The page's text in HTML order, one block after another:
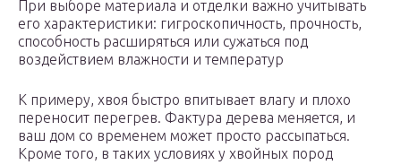
При выборе материала и отделки важно учитывать
его характеристики: гигроскопичность, прочность,
способность расширяться или сужаться под
воздействием влажности и температур
К примеру, хвоя быстро впитывает влагу и плохо
переносит перегрев. Фактура дерева меняется, и
ваш дом со временем может просто рассыпаться.
Кроме того, в таких условиях у хвойных пород